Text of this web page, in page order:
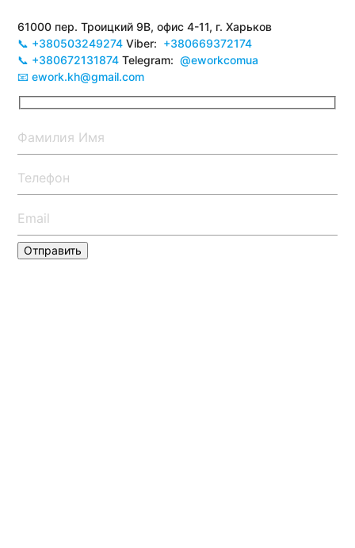
61000 пер. Троицкий 9В, офис 4-11, г. Харьков
📞 +380503249274 Viber: +380669372174
📞 +380672131874 Telegram:@eworkcomua
📧 ework.kh@gmail.com